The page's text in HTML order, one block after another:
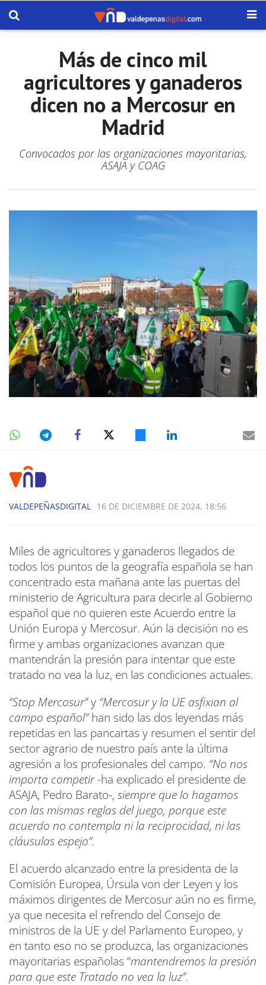
Más de cinco mil
agricultores y ganaderos
dicen no a Mercosur en
Madrid
Convocados por las organizaciones mayoritarias,
ASAJA y COAG
VALDEPEÑASDIGITAL 16 DE DICIEMBRE DE 2024, 18:56
Miles de agricultores y ganaderos llegados de
todos los puntos de la geografía española se han
concentrado esta mañana ante las puertas del
ministerio de Agricultura para decirle al Gobierno
español que no quieren este Acuerdo entre la
Unión Europa y Mercosur. Aún la decisión no es
firme y ambas organizaciones avanzan que
mantendrán la presión para intentar que este
tratado no vea la luz, en las condiciones actuales.
“Stop Mercosur”y “Mercosur y la UE asfixian al
campo español”han sido las dos leyendas más
repetidas en las pancartas y resumen el sentir del
sector agrario de nuestro país ante la última
agresión a los profesionales del campo. “No nos
importa competir -ha explicado el presidente de
ASAJA, Pedro Barato-, siempre que lo hagamos
con las mismas reglas del juego, porque este
acuerdo no contempla ni la reciprocidad, ni las
cláusulas espejo”.
El acuerdo alcanzado entre la presidenta de la
Comisión Europea, Úrsula von der Leyen y los
máximos dirigentes de Mercosur aún no es firme,
ya que necesita el refrendo del Consejo de
ministros de la UE y del Parlamento Europeo, y
en tanto eso no se produzca, las organizaciones
mayoritarias españolas “mantendremos la presión
para que este Tratado no vea la luz”.